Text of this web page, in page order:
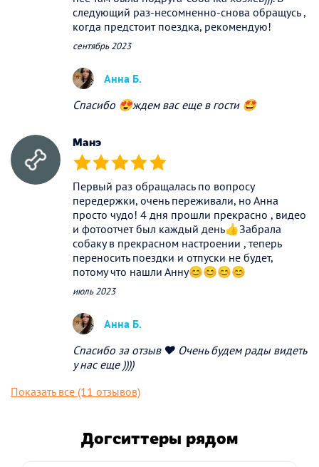
следующий раз-несомненно-снова обращусь ,
когда предстоит поездка, рекомендую!
сентябрь 2023
Анна Б.
Спасибо 😍ждем вас еще в гости 🤩
Манэ
(*) (*) (*) (*) (*)
Первый раз обращалась по вопросу
передержки, очень переживали, но Анна
просто чудо! 4 дня прошли прекрасно , видео
и фотоотчет был каждый день👍Забрала
собаку в прекрасном настроении , теперь
переносить поездки и отпуски не будет,
потому что нашли Анну😊😊😊😊
июль 2023
Анна Б.
Спасибо за отзыв ❤️ Очень будем рады видеть
у нас еще ))))
Показать все (11 отзывов)
Догситтеры рядом